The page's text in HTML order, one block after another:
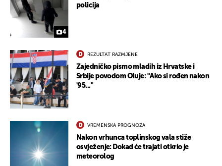
4
policija
REZULTAT RAZMJENE
Zajedničko pismo mladih iz Hrvatske i
Srbije povodom Oluje: "Ako si rođen nakon
'95..."
VREMENSKA PROGNOZA
Nakon vrhunca toplinskog vala stiže
osvježenje: Dokad će trajati otkrio je
meteorolog